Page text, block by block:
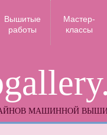
МАШИННОЙ
Вышитые
работы
Мастер-
классы